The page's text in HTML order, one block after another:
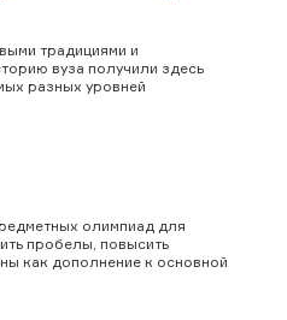
традициями и
вуза получили здесь
разных уровней
олимпиад для
пробелы, повысить
как дополнение к основной